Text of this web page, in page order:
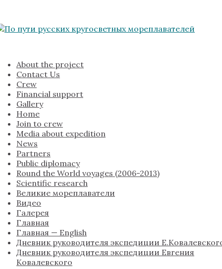
About the project
Contact Us
Crew
Financial support
Gallery
Home
Join to crew
Media about expedition
News
Partners
Public diplomacy
Round the World voyages (2006-2013)
Scientific research
Великие мореплаватели
Видео
Галерея
Главная
Главная — English
Дневник руководителя экспедиции
Дневник руководителя экспедиции Евгения
Ковалевского